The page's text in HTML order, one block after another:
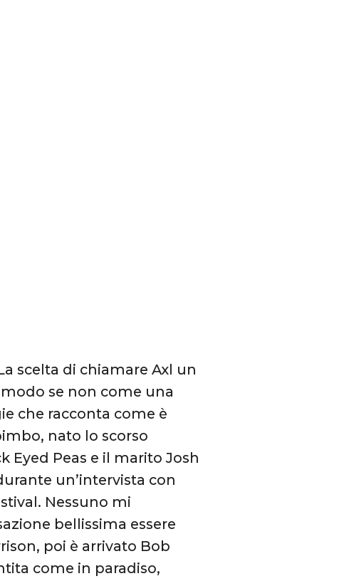
scelta di chiamare Axl un
se non come una
che racconta come è
nato lo scorso
Eyed Peas e il marito Josh
un’intervista con
Nessuno mi
bellissima essere
poi è arrivato Bob
come in paradiso,